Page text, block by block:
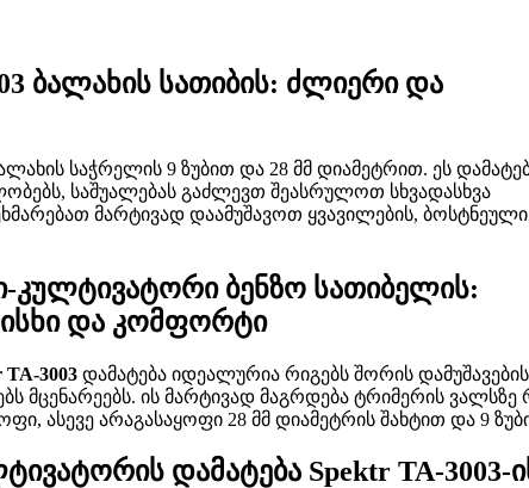
ბალახის სათიბის: ძლიერი და
საჭრელის 9 ზუბით და 28 მმ დიამეტრით. ეს
საშუალებას გაძლევთ შეასრულოთ სხვადასხვა
მარტივად დაამუშავოთ ყვავილების,
კულტივატორი ბენზო სათიბელის:
და კომფორტი
TA-3003 დამატება იდეალურია რიგებს შორის
მცენარეებს. ის მარტივად მაგრდება ტრიმერის
ასევე არაგასაყოფი 28 მმ დიამეტრის შახტით და 9
დამატება Spektr TA-3003-